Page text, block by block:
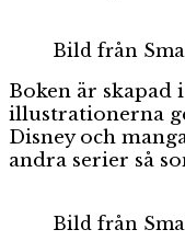
Bild från
Boken är skapad
illustrationerna
Disney och
andra serier så
Bild från